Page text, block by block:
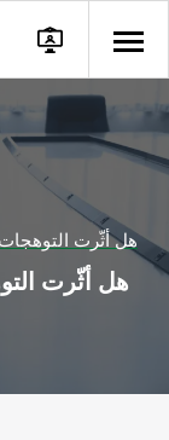
هل أثّرت
هل أثّرت